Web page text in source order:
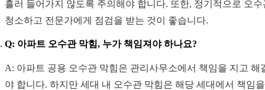
흘러 들어가지 않도록 주의해야 합니다. 또한, 정기적으로 오수
청소하고 전문가에게 점검을 받는 것이 좋습니다.
Q: 아파트 오수관 막힘, 누가 책임져야 하나요?
A: 아파트 공용 오수관 막힘은 관리사무소에서 책임을 지고 해
야 합니다. 하지만 세대 내 오수관 막힘은 해당 세대에서 책임